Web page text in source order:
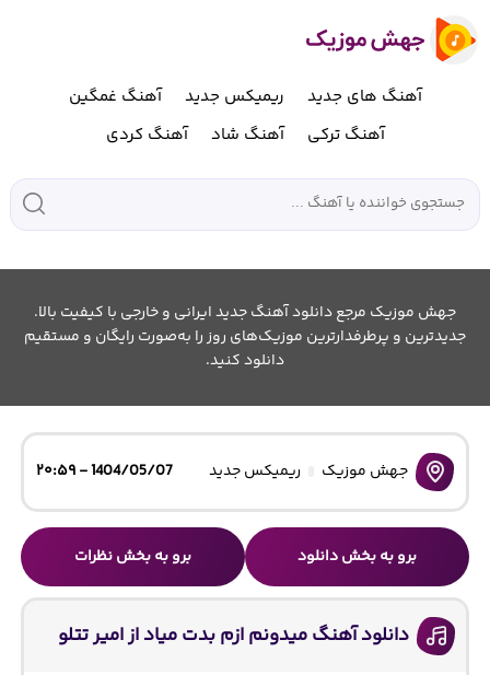
آهنگ های جدید ریمیکس جدید
آهنگ غمگین
آهنگ ترکی
آهنگ شاد آهنگ کردی
جهش موزیک مرجع دانلود آهنگ جدید ایرانی و خارجی با کیفیت بالا.
جدیدترین و پرطرفدارترین موزیک‌های روز را به‌صورت رایگان و مستقیم
دانلود کنید.
جهش موزیک ریمیکس جدید 1404/05/07 - ۲۰:۵۹
برو به بخش دانلود برو به بخش نظرات
دانلود آهنگ میدونم ازم بدت میاد از امیر تتلو